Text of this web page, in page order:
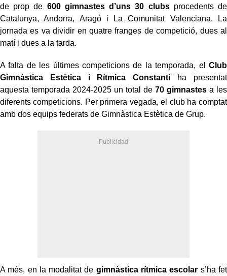
de prop de 600 gimnastes d’uns 30 clubsprocedents de
Catalunya, Andorra, Aragó i La Comunitat Valenciana. La
jornada es va dividir en quatre franges de competició, dues al
matí i dues a la tarda.
A falta de les últimes competicions de la temporada, el Club
Gimnàstica Estètica i Rítmica Constantí ha presentat
aquesta temporada 2024-2025 un total de 70 gimnastesa les
diferents competicions. Per primera vegada, el club ha comptat
amb dos equips federats de Gimnàstica Estètica de Grup.
A més, en la modalitat de gimnàstica rítmica escolar s’ha fet